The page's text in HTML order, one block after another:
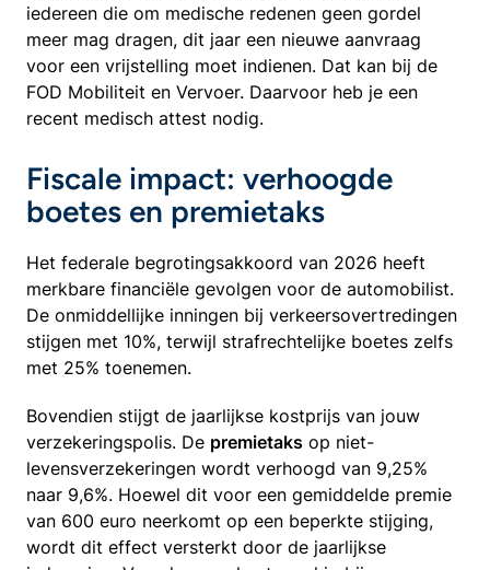
iedereen die om medische redenen geen gordel
meer mag dragen, dit jaar een nieuwe aanvraag
voor een vrijstelling moet indienen. Dat kan bij de
FOD Mobiliteit en Vervoer. Daarvoor heb je een
recent medisch attest nodig.
Fiscale impact: verhoogde
boetes en premietaks
Het federale begrotingsakkoord van 2026 heeft
merkbare financiële gevolgen voor de automobilist.
De onmiddellijke inningen bij verkeersovertredingen
stijgen met 10%, terwijl strafrechtelijke boetes zelfs
met 25% toenemen.
Bovendien stijgt de jaarlijkse kostprijs van jouw
verzekeringspolis. De premietaks op niet-
levensverzekeringen wordt verhoogd van 9,25%
naar 9,6%. Hoewel dit voor een gemiddelde premie
van 600 euro neerkomt op een beperkte stijging,
wordt dit effect versterkt door de jaarlijkse